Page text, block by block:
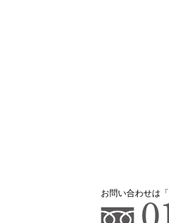
お問い合わせは